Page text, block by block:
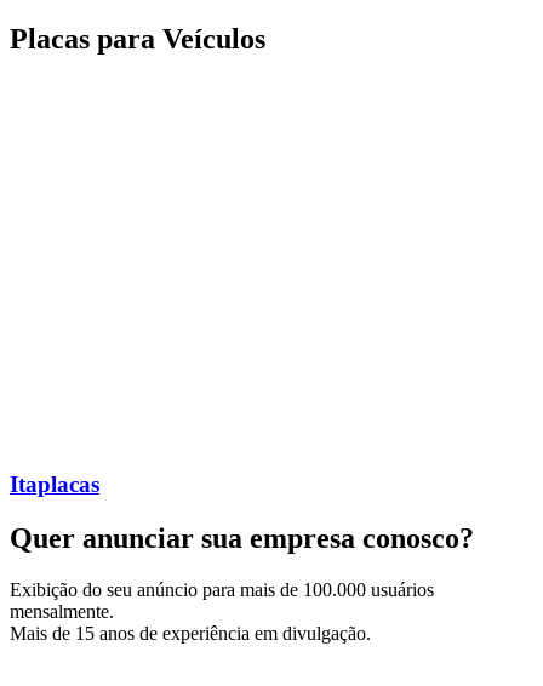
Placas para Veículos
Itaplacas
Quer anunciar sua empresa conosco?
Exibição do seu anúncio para mais de 100.000 usuários
mensalmente.
Mais de 15 anos de experiência em divulgação.